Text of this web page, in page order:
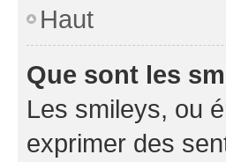
Haut
Que sont les
Les smileys, ou
exprimer des